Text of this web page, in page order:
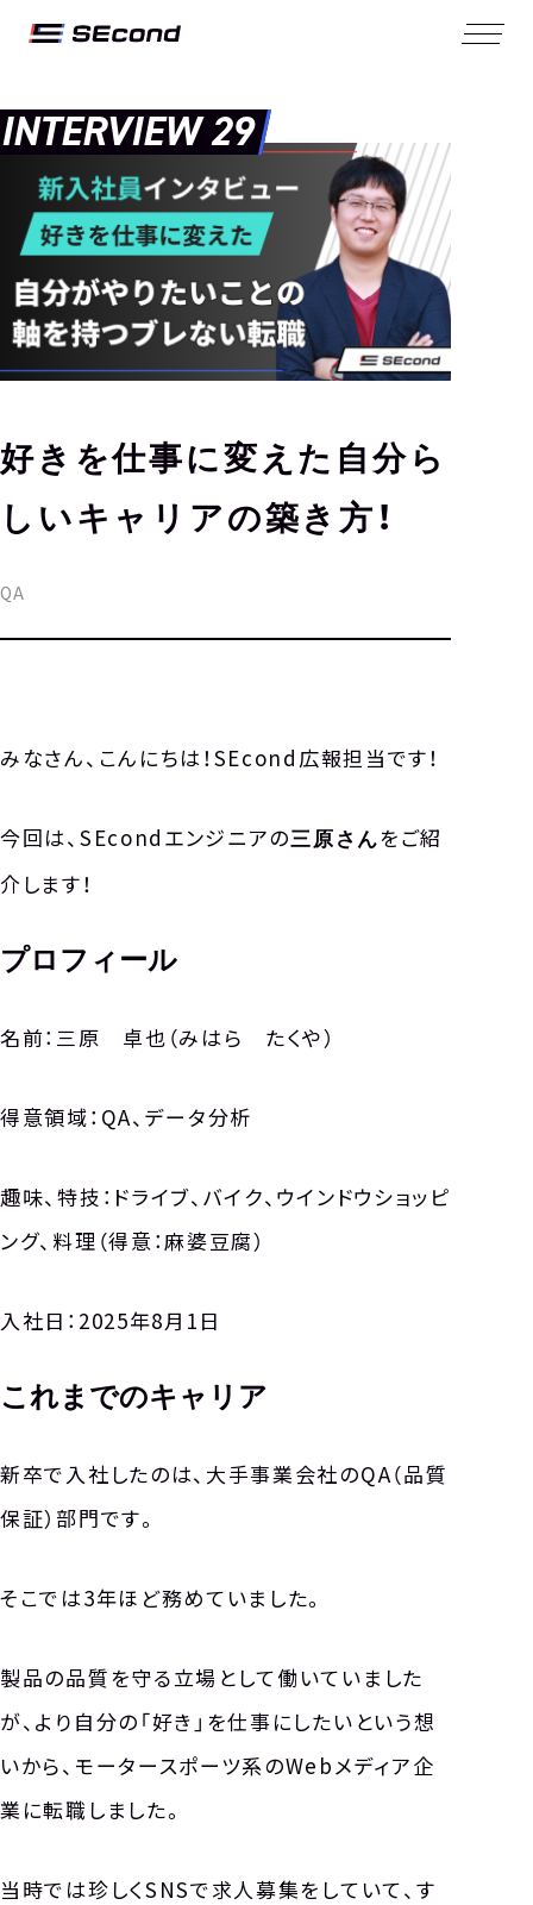
INTERVIEW 29
好きを仕事に変えた自分ら
しいキャリアの築き方！
QA
みなさん、こんにちは！SEcond広報担当です！
今回は、SEcondエンジニアの三原さんをご紹
介します！
プロフィール
名前：三原 卓也（みはら たくや）
得意領域：QA、データ分析
趣味、特技：ドライブ、バイク、ウインドウショッピ
ング、料理（得意：麻婆豆腐）
入社日：2025年8月1日
これまでのキャリア
新卒で入社したのは、大手事業会社のQA（品質
保証）部門です。
そこでは3年ほど務めていました。
製品の品質を守る立場として働いていました
が、より自分の「好き」を仕事にしたいという想
いから、モータースポーツ系のWebメディア企
業に転職しました。
当時では珍しくSNSで求人募集をしていて、す